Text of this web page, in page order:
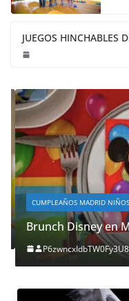
JUEGOS HINCHABLES
CUMPLEAÑOS MADRID NIÑOS
Brunch Disney en